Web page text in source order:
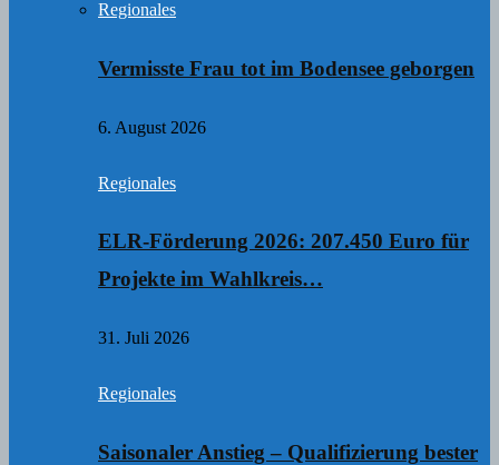
Regionales
Vermisste Frau tot im Bodensee geborgen
6. August 2026
Regionales
ELR-Förderung 2026: 207.450 Euro für
Projekte im Wahlkreis…
31. Juli 2026
Regionales
Saisonaler Anstieg – Qualifizierung bester